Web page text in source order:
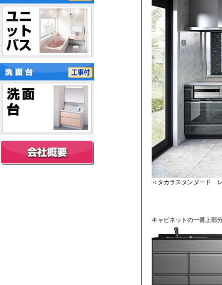
＜タカラスタンダード
キャビネットの一番上部